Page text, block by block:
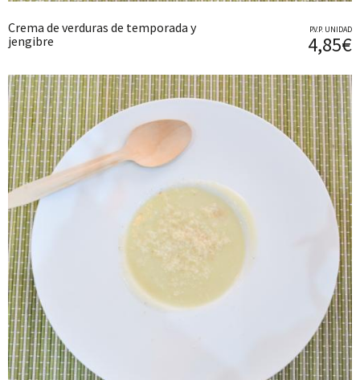
Crema de verduras de temporada y
jengibre
P.V.P. UNIDAD
4,85€